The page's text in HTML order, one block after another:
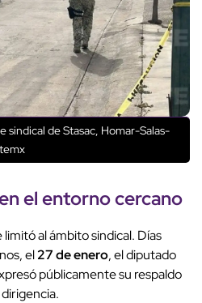
sindical de Stasac, Homar-Salas-
elentorno cercano
limitó al ámbito sindical. Días
el27 de enero, el diputado
públicamente su respaldo